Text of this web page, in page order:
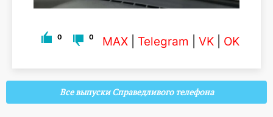
0 0 MAX Telegram VK OK
Все выпуски Справедливого телефона